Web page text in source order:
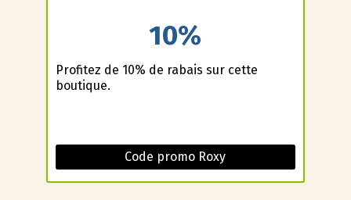
10%
Profitez de 10% de rabais sur cette
boutique.
Code promo Roxy